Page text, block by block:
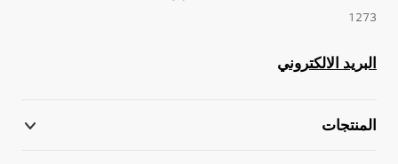
1273
البريد الالكتروني
المنتجات